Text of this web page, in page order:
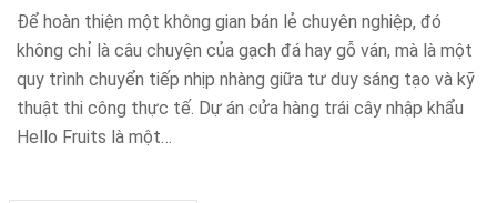
Để hoàn thiện một không gian bán lẻ chuyên nghiệp, đó
không chỉ là câu chuyện của gạch đá hay gỗ ván, mà là một
quy trình chuyển tiếp nhịp nhàng giữa tư duy sáng tạo và kỹ
thuật thi công thực tế. Dự án cửa hàng trái cây nhập khẩu
Hello Fruits là một…